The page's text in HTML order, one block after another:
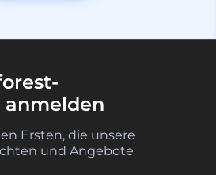
Ersten, die unsere
und Angebote